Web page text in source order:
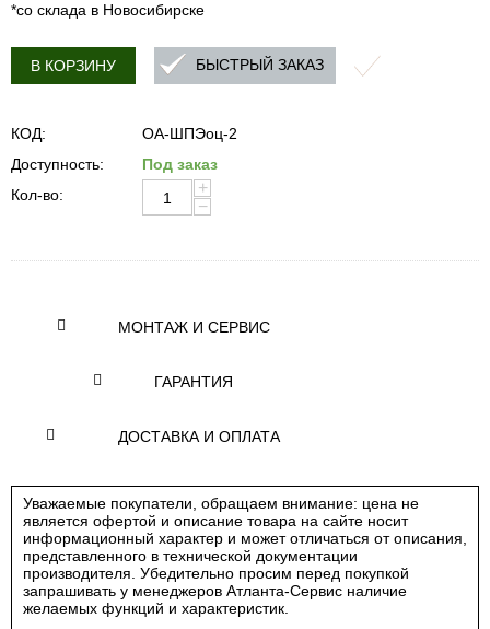
*со склада в Новосибирске
В КОРЗИНУ БЫСТРЫЙ ЗАКАЗ
КОД:
OA-ШПЭоц-2
Доступность:
Под заказ
Кол-во:
+
−
МОНТАЖ И СЕРВИС
ГАРАНТИЯ
ДОСТАВКА И ОПЛАТА
Уважаемые покупатели, обращаем внимание: цена не
является офертой и описание товара на сайте носит
информационный характер и может отличаться от описания,
представленного в технической документации
производителя. Убедительно просим перед покупкой
запрашивать у менеджеров Атланта-Сервис наличие
желаемых функций и характеристик.